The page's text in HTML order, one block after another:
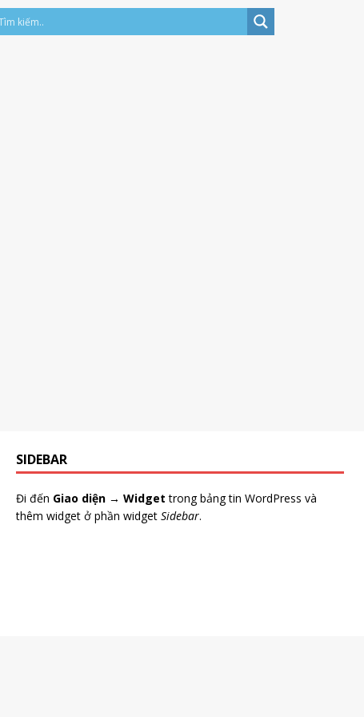
SIDEBAR
Đi đến Giao diện → Widget trong bảng tin WordPress và
thêm widget ở phần widgetSidebar.